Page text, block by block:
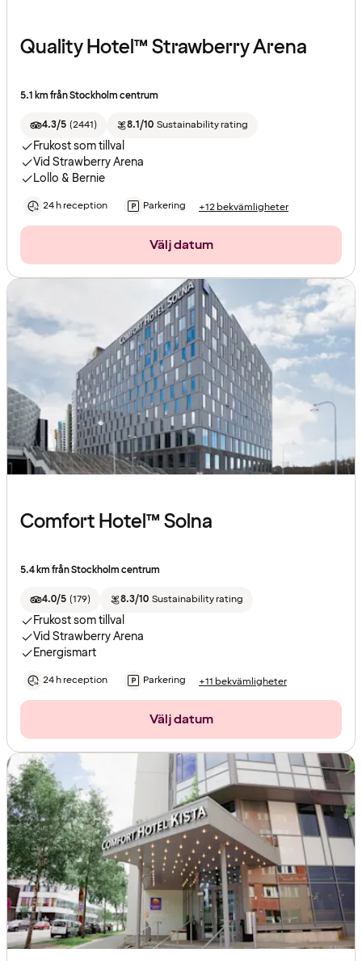
Quality Hotel™ Strawberry Arena
5.1 km från Stockholm centrum
4.3/5 (2441) 8.1/10 Sustainability rating
Frukost som tillval
Vid Strawberry Arena
Lollo & Bernie
24 h reception Parkering +12 bekvämligheter
Välj datum
Comfort Hotel™ Solna
5.4 km från Stockholm centrum
4.0/5 (179) 8.3/10 Sustainability rating
Frukost som tillval
Vid Strawberry Arena
Energismart
24 h reception Parkering +11 bekvämligheter
Välj datum